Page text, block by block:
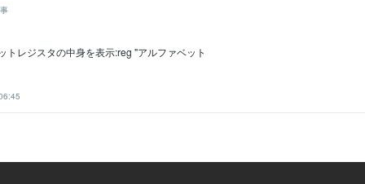
トレジスタの中身を表示:reg "アルファベット